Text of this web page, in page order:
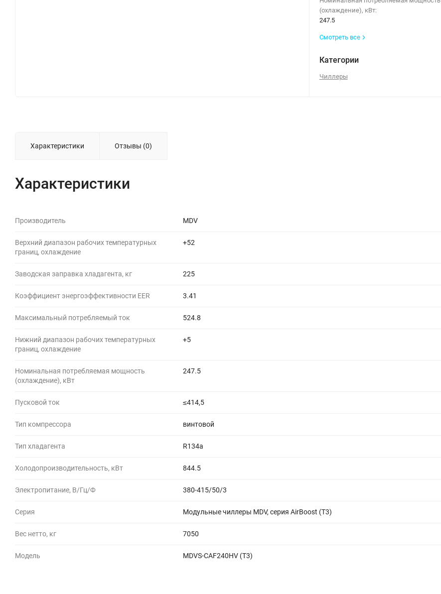
(охлаждение), кВт:
247.5
Смотреть все
Категории
Чиллеры
Характеристики Отзывы (0)
Характеристики
Производитель MDV
Верхний диапазон рабочих температурных
границ, охлаждение
+52
Заводская заправка хладагента, кг 225
Коэффициент энергоэффективности EER 3.41
Максимальный потребляемый ток 524.8
Нижний диапазон рабочих температурных
границ, охлаждение
+5
Номинальная потребляемая мощность
(охлаждение), кВт
247.5
Пусковой ток ≤414,5
Тип компрессора винтовой
Тип хладагента R134a
Холодопроизводительность, кВт 844.5
Электропитание, В/Гц/Ф 380-415/50/3
Серия Модульные чиллеры MDV, серия AirBoost (T3)
Вес нетто, кг 7050
Модель MDVS-CAF240HV (T3)